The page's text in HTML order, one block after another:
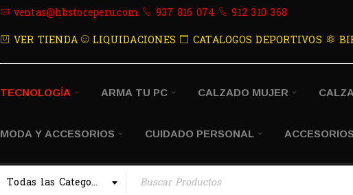
ventas@hbstoreperu.com 937 816 074
912 310 368
VER TIENDA
LIQUIDACIONES CATALOGOS DEPORTIVOS
TECNOLOGÍA ARMA TU PC CALZADO MUJER
MODA Y ACCESORIOS CUIDADO PERSONAL
Todas las Categorias